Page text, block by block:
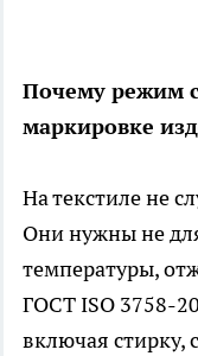
Почему режим
маркировке
На текстиле не
Они нужны не
температуры,
ГОСТ ISO 3758-
включая стирку,